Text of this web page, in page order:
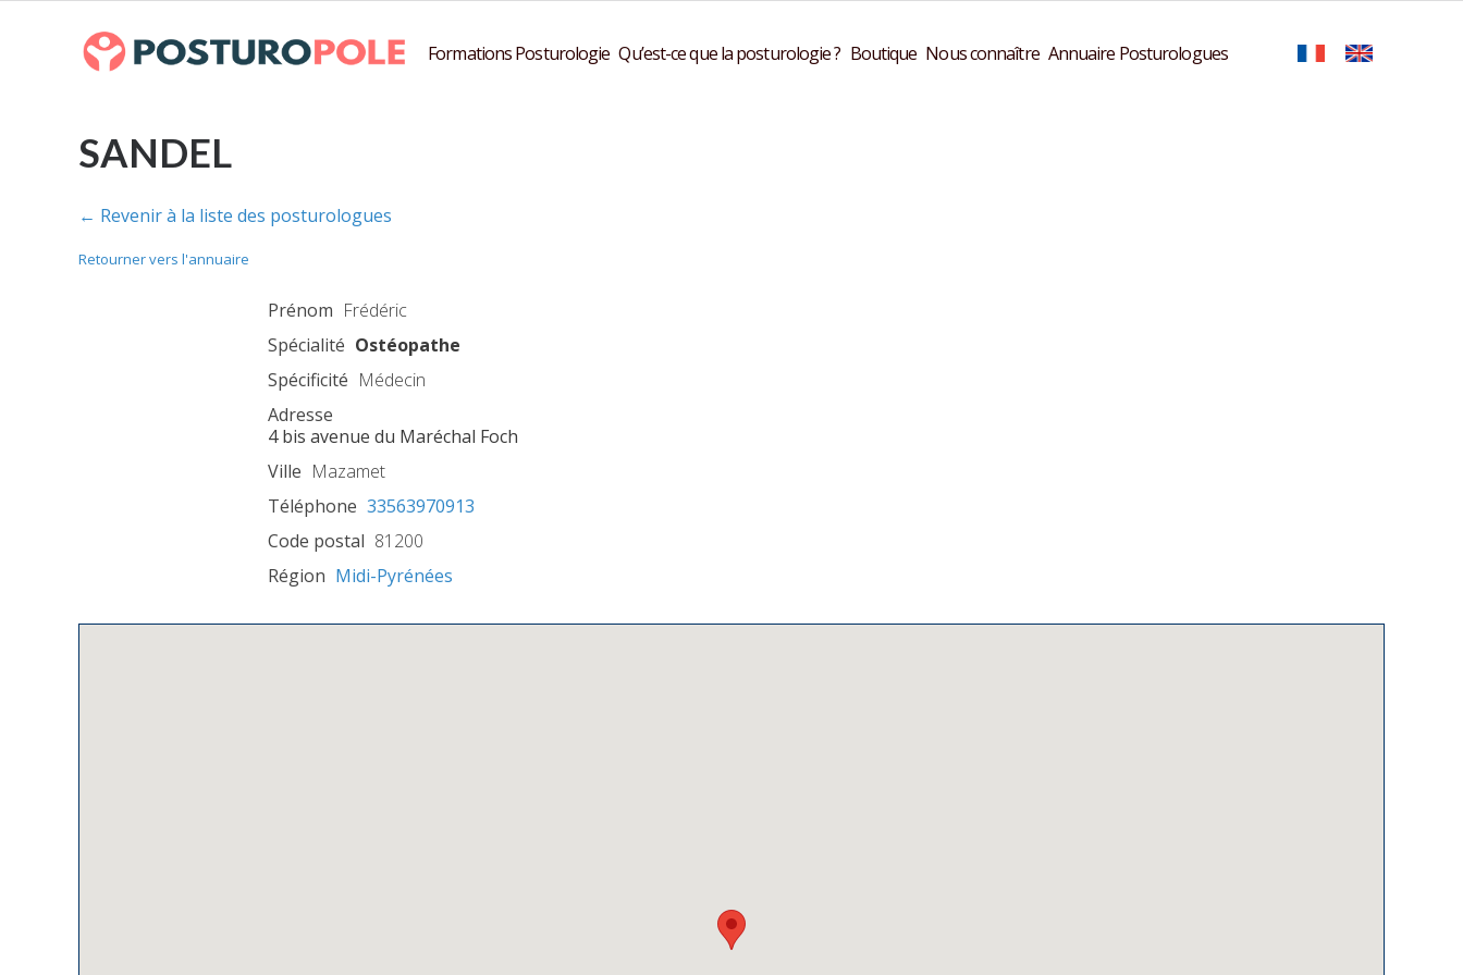
Formations Posturologie Qu’est-ce que la posturologie ? Boutique Nous connaître Annuaire Posturologues
SANDEL
← Revenir à la liste des posturologues
Retourner vers l'annuaire
Prénom Frédéric
Spécialité Ostéopathe
Spécificité Médecin
Adresse
4 bis avenue du Maréchal Foch
Ville Mazamet
Téléphone 33563970913
Code postal 81200
Région Midi-Pyrénées